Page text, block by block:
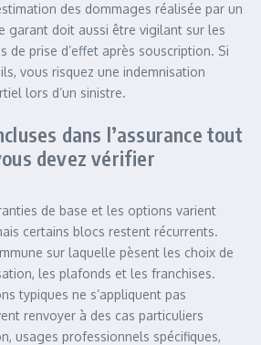
des dommages réalisée par un
garant doit aussi être vigilant sur les
de prise d’effet après souscription. Si
vous risquez une indemnisation
lors d’un sinistre.
dans l’assurance tout
devez vérifier
de base et les options varient
certains blocs restent récurrents.
sur laquelle pèsent les choix de
les plafonds et les franchises.
typiques ne s’appliquent pas
renvoyer à des cas particuliers
usages professionnels spécifiques,